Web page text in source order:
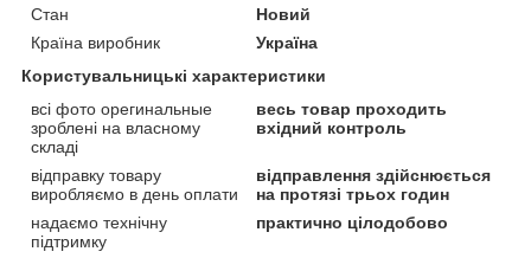
Стан
Новий
Країна виробник
Україна
Користувальницькі характеристики
всі фото орегинальные
зроблені на власному
складі
весь товар проходить
вхідний контроль
відправку товару
виробляємо в день оплати
відправлення здійснюється
на протязі трьох годин
надаємо технічну
підтримку
практично цілодобово